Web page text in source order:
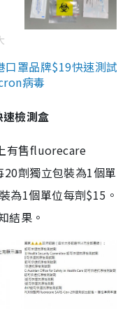
口罩品牌$19快速測試
病毒
檢測盒
有售fluorecare
劑獨立包裝為1個單
為1個單位每劑$15。
結果。